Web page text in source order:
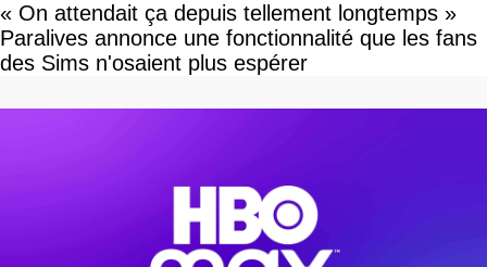
« On attendait ça depuis tellement longtemps »
Paralives annonce une fonctionnalité que les fans
des Sims n'osaient plus espérer